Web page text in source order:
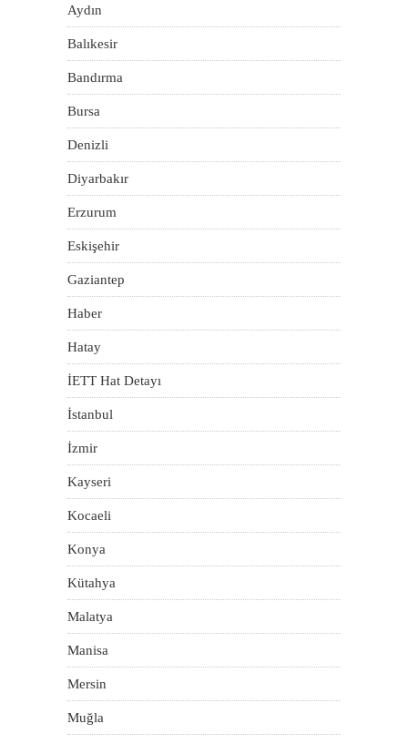
Aydın
Balıkesir
Bandırma
Bursa
Denizli
Diyarbakır
Erzurum
Eskişehir
Gaziantep
Haber
Hatay
İETT Hat Detayı
İstanbul
İzmir
Kayseri
Kocaeli
Konya
Kütahya
Malatya
Manisa
Mersin
Muğla